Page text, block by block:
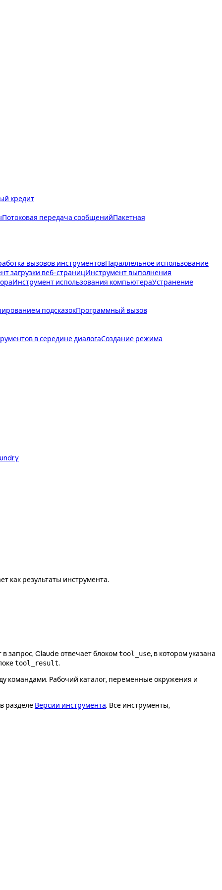
кредит
Потоковая передача сообщенийПакетная
вызовов инструментовПараллельное использование
загрузки веб-страницИнструмент выполнения
Инструмент использования компьютераУстранение
подсказокПрограммный вызов
в середине диалогаСоздание режима
как результаты инструмента.
запрос, Claude отвечает блокомtool_use, в котором указана
tool_result.
командами. Рабочий каталог, переменные окружения и
разделе Версии инструмента. Все инструменты,